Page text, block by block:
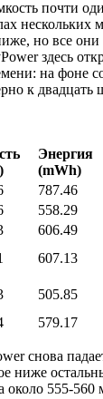
почти
нескольких
но все они
здесь
на фоне
к двадцать
Энергия
(mWh)
787.46
558.29
606.49
607.13
505.85
579.17
снова
ниже
около 555-